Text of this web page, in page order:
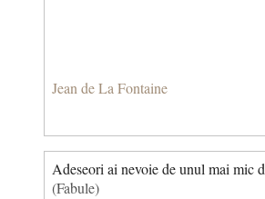
Jean de La Fontaine
Adeseori ai nevoie de unul mai mic
(Fabule)